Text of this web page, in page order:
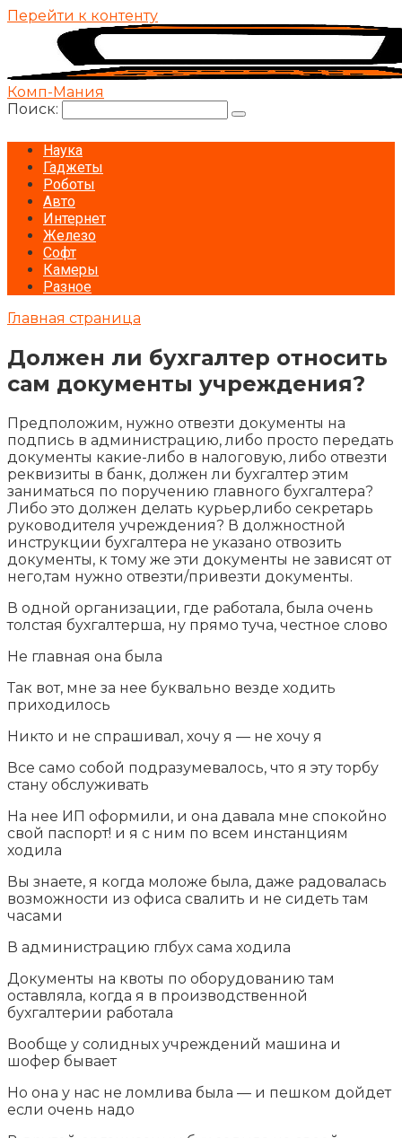
Перейти к контенту
Комп-Мания
Поиск:
Наука
Гаджеты
Роботы
Авто
Интернет
Железо
Софт
Камеры
Разное
Главная страница
Должен ли бухгалтер относить
сам документы учреждения?
Предположим, нужно отвезти документы на
подпись в администрацию, либо просто передать
документы какие-либо в налоговую, либо отвезти
реквизиты в банк, должен ли бухгалтер этим
заниматься по поручению главного бухгалтера?
Либо это должен делать курьер,либо секретарь
руководителя учреждения? В должностной
инструкции бухгалтера не указано отвозить
документы, к тому же эти документы не зависят от
него,там нужно отвезти/привезти документы.
В одной организации, где работала, была очень
толстая бухгалтерша, ну прямо туча, честное слово
Не главная она была
Так вот, мне за нее буквально везде ходить
приходилось
Никто и не спрашивал, хочу я — не хочу я
Все само собой подразумевалось, что я эту торбу
стану обслуживать
На нее ИП оформили, и она давала мне спокойно
свой паспорт! и я с ним по всем инстанциям
ходила
Вы знаете, я когда моложе была, даже радовалась
возможности из офиса свалить и не сидеть там
часами
В администрацию глбух сама ходила
Документы на квоты по оборудованию там
оставляла, когда я в производственной
бухгалтерии работала
Вообще у солидных учреждений машина и
шофер бывает
Но она у нас не ломлива была — и пешком дойдет
если очень надо